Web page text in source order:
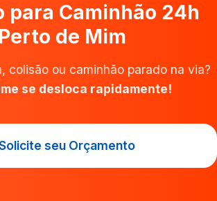
para Caminhão 24h
Perto de Mim
colisão ou caminhão parado na via?
se desloca rapidamente!
seu Orçamento